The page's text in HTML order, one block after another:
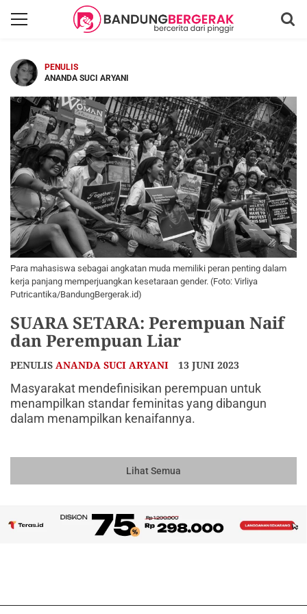
PENULIS
ANANDA SUCI ARYANI
Para mahasiswa sebagai angkatan muda memiliki peran penting dalam
kerja panjang memperjuangkan kesetaraan gender. (Foto: Virliya
Putricantika/BandungBergerak.id)
SUARA SETARA: Perempuan Naif
dan Perempuan Liar
PENULIS ANANDA SUCI ARYANI 13 JUNI 2023
Masyarakat mendefinisikan perempuan untuk
menampilkan standar feminitas yang dibangun
dalam menampilkan kenaifannya.
Lihat Semua